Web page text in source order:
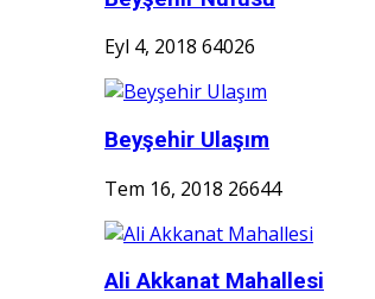
Eyl 4, 2018 64026
Beyşehir Ulaşım
Tem 16, 2018 26644
Ali Akkanat Mahallesi